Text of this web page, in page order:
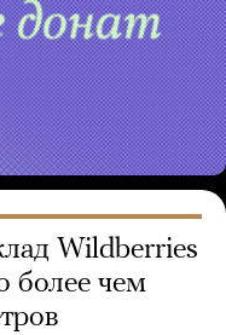
Wildberries
более чем